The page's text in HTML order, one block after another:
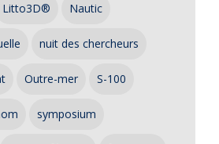
Litto3D® Nautic
nuit des chercheurs
Outre-mer S-100
symposium